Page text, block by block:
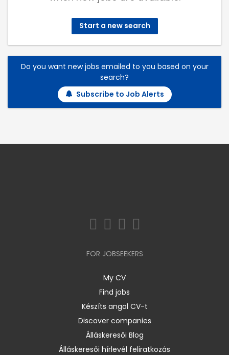
Start a new search
Do you want new jobs emailed to you based on your
search?
Subscribe to Job Alerts
FOR JOBSEEKERS
My CV
Find jobs
Készíts angol CV-t
Discover companies
Álláskeresői Blog
Álláskeresői hírlevél feliratkozás